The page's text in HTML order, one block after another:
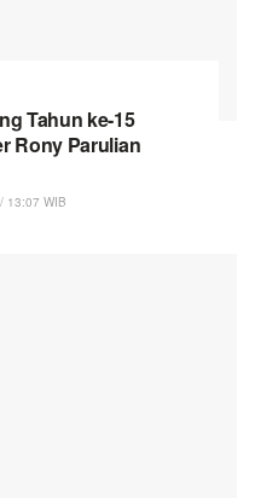
Tahun ke-15
Rony Parulian
13:07 WIB